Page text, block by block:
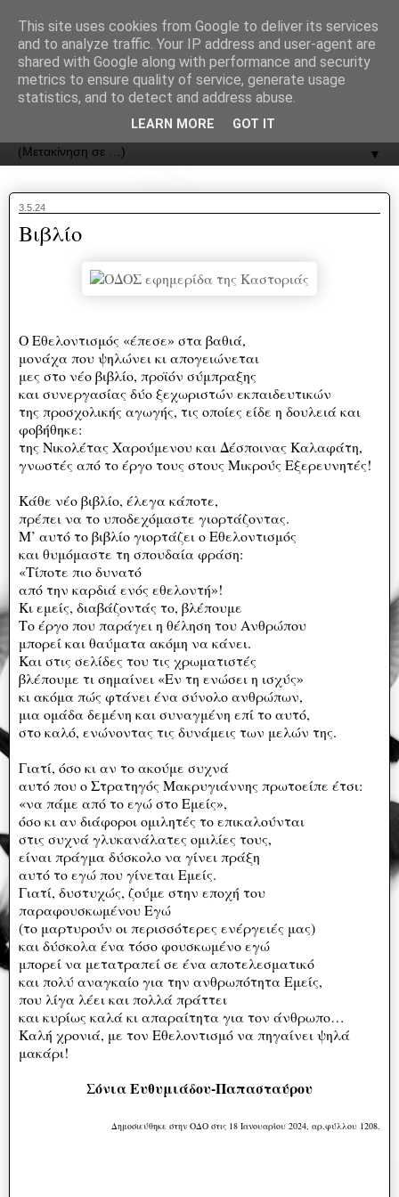
ΟΔΟΣ
▼
3.5.24
Βιβλίο
Ο Εθελοντισμός «έπεσε» στα βαθιά,
μονάχα που ψηλώνει κι απογειώνεται
μες στο νέο βιβλίο, προϊόν σύμπραξης
και συνεργασίας δύο ξεχωριστών εκπαιδευτικών
της προσχολικής αγωγής, τις οποίες είδε η δουλειά και
φοβήθηκε:
της Νικολέτας Χαρούμενου και Δέσποινας Καλαφάτη,
γνωστές από το έργο τους στους Μικρούς Εξερευνητές!
Κάθε νέο βιβλίο, έλεγα κάποτε,
πρέπει να το υποδεχόμαστε γιορτάζοντας.
Μ’ αυτό το βιβλίο γιορτάζει ο Εθελοντισμός
και θυμόμαστε τη σπουδαία φράση:
«Τίποτε πιο δυνατό
από την καρδιά ενός εθελοντή»!
Κι εμείς, διαβάζοντάς το, βλέπουμε
Το έργο που παράγει η θέληση του Ανθρώπου
μπορεί και θαύματα ακόμη να κάνει.
Και στις σελίδες του τις χρωματιστές
βλέπουμε τι σημαίνει «Εν τη ενώσει η ισχύς»
κι ακόμα πώς φτάνει ένα σύνολο ανθρώπων,
μια ομάδα δεμένη και συναγμένη επί το αυτό,
στο καλό, ενώνοντας τις δυνάμεις των μελών της.
Γιατί, όσο κι αν το ακούμε συχνά
αυτό που ο Στρατηγός Μακρυγιάννης πρωτοείπε έτσι:
«να πάμε από το εγώ στο Εμείς»,
όσο κι αν διάφοροι ομιλητές το επικαλούνται
στις συχνά γλυκανάλατες ομιλίες τους,
είναι πράγμα δύσκολο να γίνει πράξη
αυτό το εγώ που γίνεται Εμείς.
Γιατί, δυστυχώς, ζούμε στην εποχή του
παραφουσκωμένου Εγώ
(το μαρτυρούν οι περισσότερες ενέργειές μας)
και δύσκολα ένα τόσο φουσκωμένο εγώ
μπορεί να μετατραπεί σε ένα αποτελεσματικό
και πολύ αναγκαίο για την ανθρωπότητα Εμείς,
που λίγα λέει και πολλά πράττει
και κυρίως καλά κι απαραίτητα για τον άνθρωπο…
Καλή χρονιά, με τον Εθελοντισμό να πηγαίνει ψηλά
μακάρι!
Σόνια Ευθυμιάδου-Παπασταύρου
Δημοσιεύθηκε στην ΟΔΟ στις 18 Ιανουαρίου 2024, αρ.φύλλου 1208.
This site uses cookies from Google to deliver its services
and to analyze traffic. Your IP address and user-agent are
shared with Google along with performance and security
metrics to ensure quality of service, generate usage
statistics, and to detect and address abuse.
LEARN MORE GOT IT